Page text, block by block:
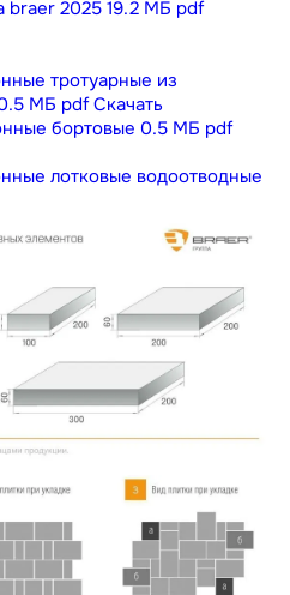
braer 2025 19.2 МБ pdf
тротуарные из
МБ pdf Скачать
бортовые 0.5 МБ pdf
лотковые водоотводные